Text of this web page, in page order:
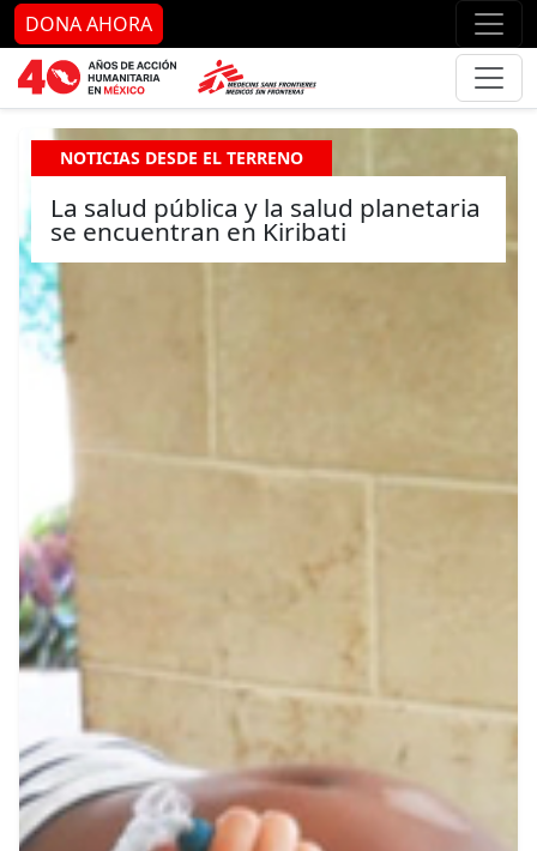
Ir al contenido principal Ir
DONA AHORA
NOTICIAS DESDE EL TERRENO
La salud pública y la salud planetaria
se encuentran en Kiribati